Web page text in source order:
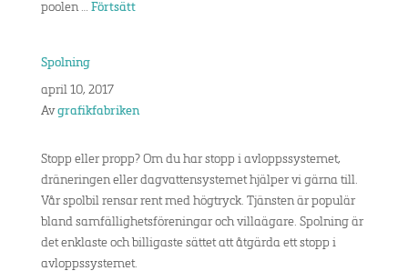
poolen … Förtsätt
Spolning
april 10, 2017
Avgrafikfabriken
Stopp eller propp? Om du har stopp i avloppssystemet,
dräneringen eller dagvattensystemet hjälper vi gärna till.
Vår spolbil rensar rent med högtryck. Tjänsten är populär
bland samfällighetsföreningar och villaägare. Spolning är
det enklaste och billigaste sättet att åtgärda ett stopp i
avloppssystemet.